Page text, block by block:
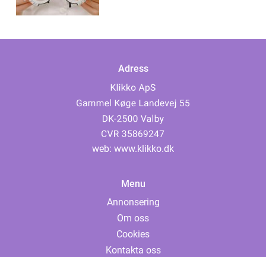
Adress
web: www.klikko.dk
Menu
Annonsering
Om oss
Cookies
Kontakta oss